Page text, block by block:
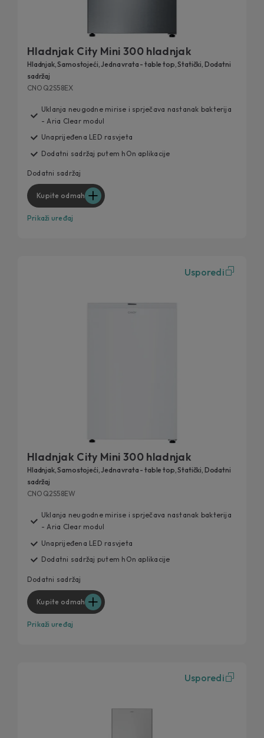
Hladnjak City Mini 300 hladnjak
Hladnjak, Samostojeći, Jedna vrata - table top, Statički, Dodatni
sadržaj
CNOQ2S58EX
Uklanja neugodne mirise i sprječava nastanak bakterija
- Aria Clear modul
Unaprijeđena LED rasvjeta
Dodatni sadržaj putem hOn aplikacije
Dodatni sadržaj
Kupite odmah
Prikaži uređaj
Usporedi
Hladnjak City Mini 300 hladnjak
Hladnjak, Samostojeći, Jedna vrata - table top, Statički, Dodatni
sadržaj
CNOQ2S58EW
Uklanja neugodne mirise i sprječava nastanak bakterija
- Aria Clear modul
Unaprijeđena LED rasvjeta
Dodatni sadržaj putem hOn aplikacije
Dodatni sadržaj
Kupite odmah
Prikaži uređaj
Usporedi